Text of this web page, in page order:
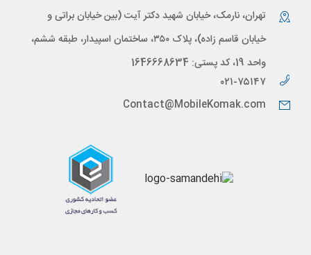
تهران، نارمک، خیابان شهید دکتر آیت (بین خیابان براتی و
خیابان قاسم زاده)، پلاک ۳۵۰، ساختمان اسپیدار، طبقه ششم،
واحد 19، کد پستی: 1646668634
۰۲۱-۷۵۱۴۷
Contact@MobileKomak.com